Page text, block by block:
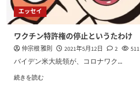
エッセイ
ワクチン特許権の停止というたわけ
仲宗根 雅則 2021年5月12日 2 511
バイデン米大統領が、コロナワク...
続きを読む